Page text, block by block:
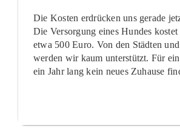
Die Kosten erdrücken uns gerade
Die Versorgung eines Hundes
etwa 500 Euro. Von den Städten
werden wir kaum unterstützt. Für
ein Jahr lang kein neues Zuhause